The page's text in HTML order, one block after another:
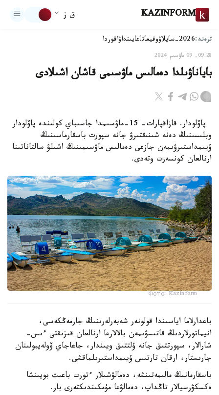
KAZINFORM ق ز
ترەند:2026-سايلاۋ وقيعاتاعايىنداۋاقوردا
09:28, 09 ماۋسىم 2024
باياناۋىلدا دەمالىس ماۋسىمى قاشان اشىلادى
پاۆلودار. قازاقپارات- 15-ماۋسىمدا جاسىباي كولىندە پاۆلودار
وبلىسىنىڭ دەنە شىنىقتىرۋ جانە سپورت باسقارماسىنىڭ
ۇيىمداستىرۋىمەن جازعى دەمالىس ماۋسىمىنىڭ اشىلۋ سالتاناتىنا
ارنالعان كونسەرت وتەدى.
Фото: Kazinform
باعدارلاما اياسىندا قولونەر شەبەرلەرىنىڭ جارمەڭكەسى،
انيماتورلاردىڭ قاتىسۋىمەن بالالارعا ارنالعان قىزىقتى ءىس-
شارالار، سپورتتىق جانە ۇلتتىق ويىندار، جاعاجاي ۆولەيبولىنان
جارىستار، ارقان تارتىس ۇيىمداستىرىلماقشى.
باسقارمانىڭ مالىمەتىنشە، دەمالۋشىلار ءتورت باعىت بويىنشا
ەكسكۋرسيالار تاڭداپ، دەمالۋعا مۇمكىندىكتەرى بار.